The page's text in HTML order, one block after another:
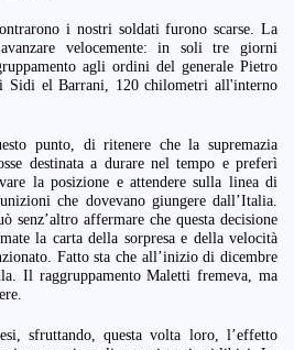
i nostri soldati furono scarse. La
velocemente: in soli tre giorni
agli ordini del generale Pietro
Sidi el Barrani, 120 chilometri all'interno
punto, di ritenere che la supremazia
destinata a durare nel tempo e preferì
la posizione e attendere sulla linea di
che dovevano giungere dall’Italia.
senz’altro affermare che questa decisione
la carta della sorpresa e della velocità
Fatto sta che all’inizio di dicembre
Il raggruppamento Maletti fremeva, ma
sfruttando, questa volta loro, l’effetto